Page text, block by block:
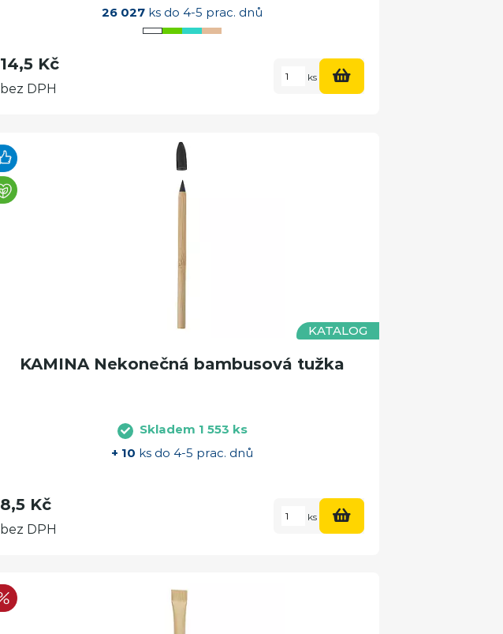
26 027 ks do 4-5 prac. dnů
14,5 Kč
bez DPH
ks
KATALOG
KAMINA Nekonečná bambusová tužka
Skladem 1 553 ks
+ 10 ks do 4-5 prac. dnů
8,5 Kč
bez DPH
ks